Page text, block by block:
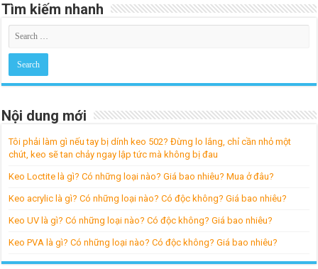
Tìm kiếm nhanh
Nội dung mới
Tôi phải làm gì nếu tay bị dính keo 502? Đừng lo lắng, chỉ cần nhỏ một
chút, keo sẽ tan chảy ngay lập tức mà không bị đau
Keo Loctite là gì? Có những loại nào? Giá bao nhiêu? Mua ở đâu?
Keo acrylic là gì? Có những loại nào? Có độc không? Giá bao nhiêu?
Keo UV là gì? Có những loại nào? Có độc không? Giá bao nhiêu?
Keo PVA là gì? Có những loại nào? Có độc không? Giá bao nhiêu?